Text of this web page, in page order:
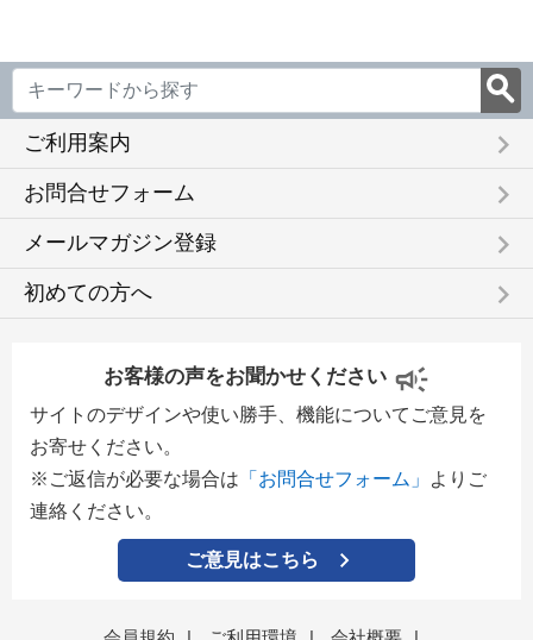
ご利用案内 keyboard_arrow_right
お問合せフォーム keyboard_arrow_right
メールマガジン登録 keyboard_arrow_right
初めての方へ keyboard_arrow_right
お客様の声をお聞かせください
サイトのデザインや使い勝手、機能についてご意見を
お寄せください。
※ご返信が必要な場合は 「お問合せフォーム」
よりご
連絡ください。
ご意見はこちら